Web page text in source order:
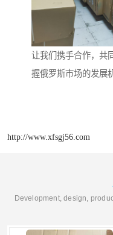
让我们携手合作，共
握俄罗斯市场的发展
http://www.xfsgj56.com
Development, design,